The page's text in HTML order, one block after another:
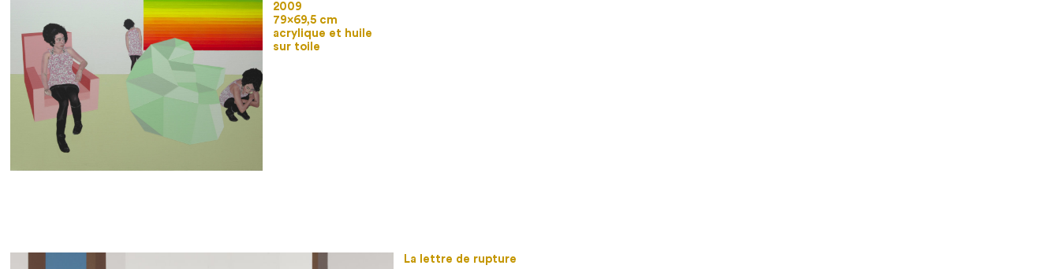
2009
79×69,5 cm
acrylique et huile
sur toile
La lettre de rupture